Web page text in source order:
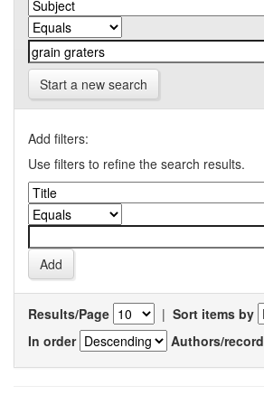
Start a new search
Add filters:
Use filters to refine the search results.
Results/Page | Sort items by
In order
Authors/record